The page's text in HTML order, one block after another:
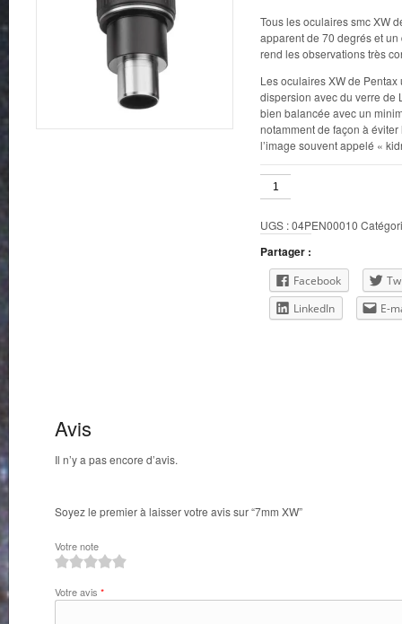
Tous les oculaires smc XW
apparent de 70 degrés et
rend les observations très
Les oculaires XW de
dispersion avec du verre de
bien balancée avec un
notamment de façon à
l’image souvent appelé «
quantité
de
XW
UGS :04PEN00010
Partager :
Facebook
LinkedIn
E-
Avis
Il n’y a pas encore d’avis.
Soyez le premier à laisser votre avis sur “7mm XW”
Votre note
Votre avis *